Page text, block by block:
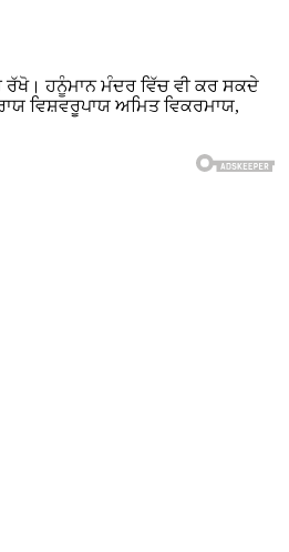
ਰੱਖੋ। ਹਨੂੰਮਾਨ ਮੰਦਰ ਵਿੱਚ ਵੀ ਕਰ ਸਕਦੇ
ਵਿਸ਼ਵਰੂਪਾਯ ਅਮਿਤ ਵਿਕਰਮਾਯ,